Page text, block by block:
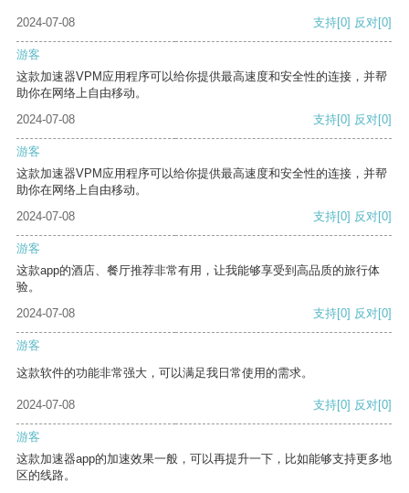
2024-07-08 支持[0] 反对[0]
游客
这款加速器VPM应用程序可以给你提供最高速度和安全性的连接，并帮
助你在网络上自由移动。
2024-07-08
支持[0] 反对[0]
游客
这款加速器VPM应用程序可以给你提供最高速度和安全性的连接，并帮
助你在网络上自由移动。
2024-07-08
支持[0] 反对[0]
游客
这款app的酒店、餐厅推荐非常有用，让我能够享受到高品质的旅行体
验。
2024-07-08
支持[0] 反对[0]
游客
这款软件的功能非常强大，可以满足我日常使用的需求。
2024-07-08 支持[0] 反对[0]
游客
这款加速器app的加速效果一般，可以再提升一下，比如能够支持更多地
区的线路。